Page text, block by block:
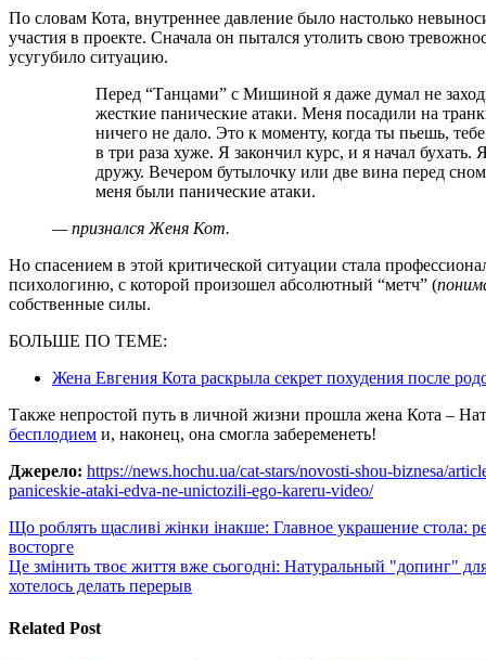
По словам Кота, внутреннее давление было настолько
участия в проекте. Сначала он пытался утолить свою
усугубило ситуацию.
Перед “Танцами” с Мишиной я даже думал не заходить в сезон. Потому что у меня начались
жесткие панические атаки. Меня посадили на
ничего не дало. Это к моменту, когда ты пьешь,
в три раза хуже. Я закончил курс, и я начал
дружу. Вечером бутылочку или две вина перед
меня были панические атаки.
— признался Женя Кот.
Но спасением в этой критической ситуации стала
психологиню, с которой произошел абсолютный “метч” (
собственные силы.
БОЛЬШЕ ПО ТЕМЕ:
Жена Евгения Кота раскрыла секрет похудения после
Также непростой путь в личной жизни прошла жена Кота –
бесплодием и, наконец, она смогла забеременеть!
Джерело: https://news.hochu.ua/cat-stars/novosti-shou-biznesa/
paniceskie-ataki-edva-ne-unictozili-ego-kareru-video/
Навигация
по
записям
Що роблять щасливі жінки інакше: Главное украшение стола:
восторге
Це змінить твоє життя вже сьогодні: Натуральный "допинг"
хотелось делать перерыв
Related Post